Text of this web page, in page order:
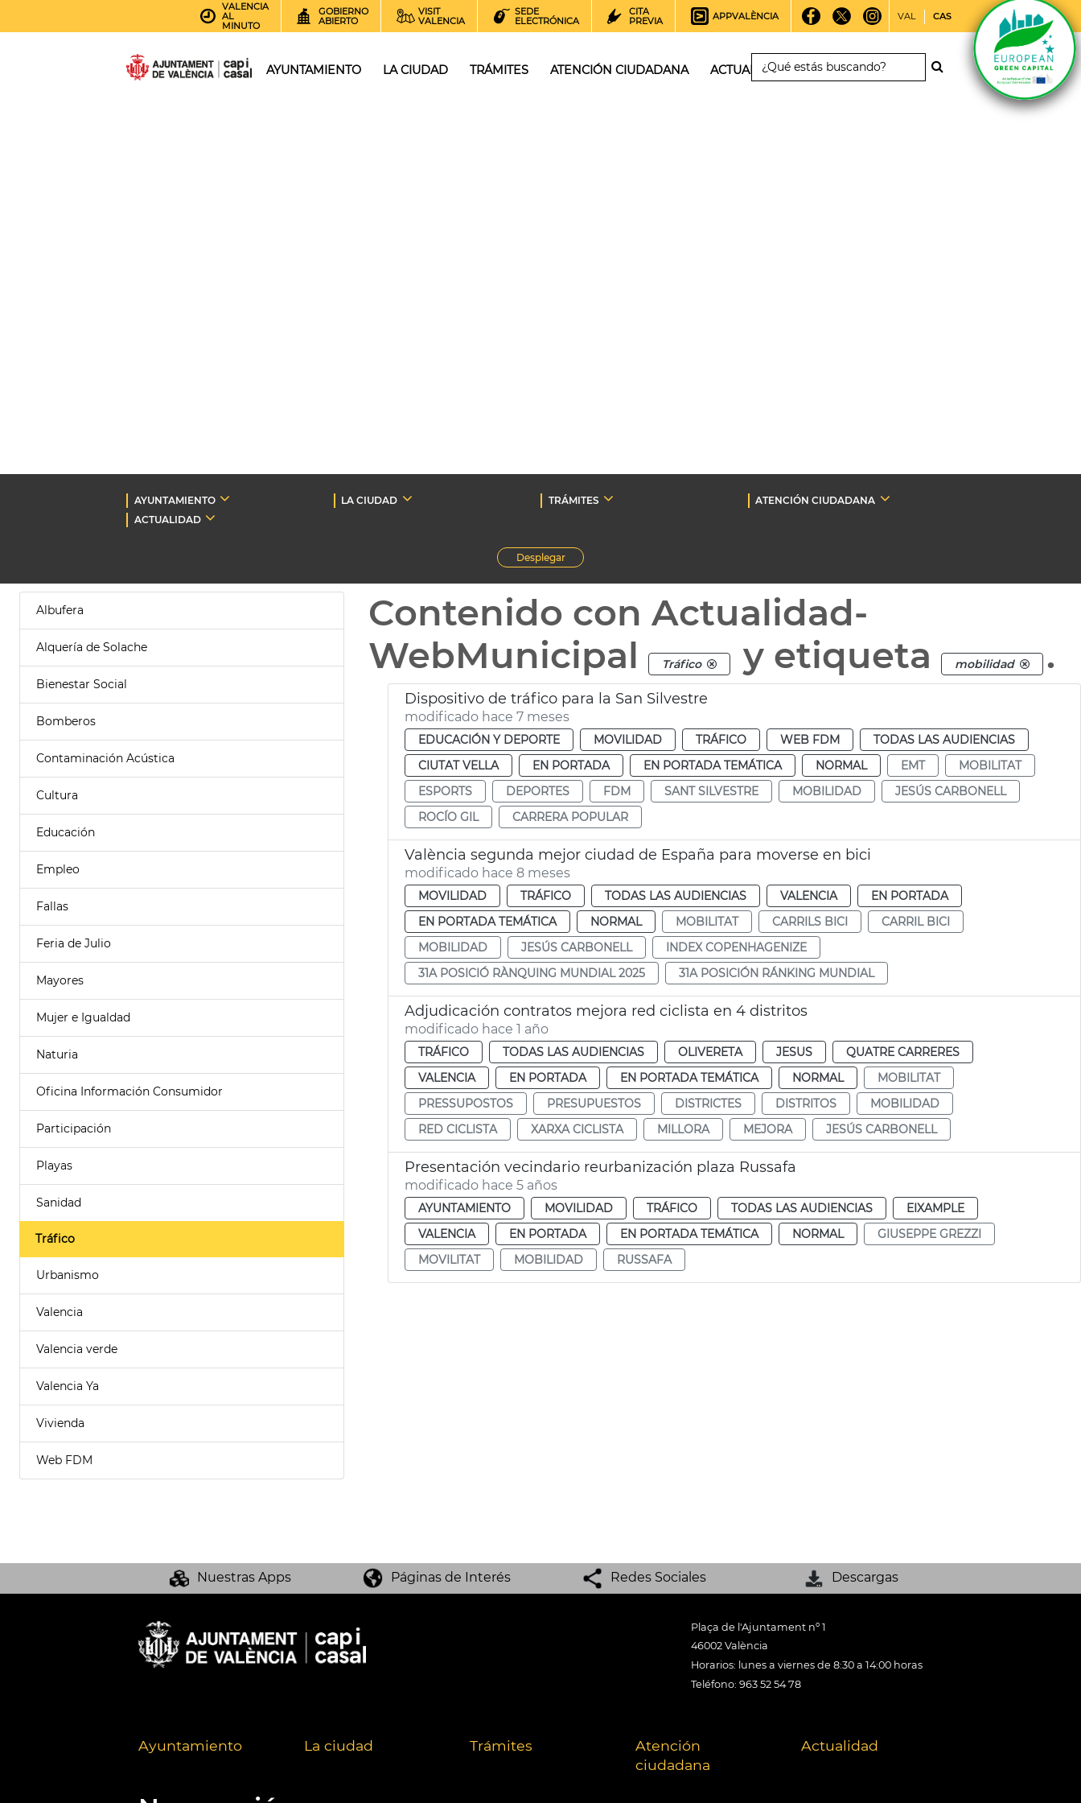
VALENCIA
AL
MINUTO
GOBIERNO
ABIERTO
VISIT
VALENCIA
SEDE
ELECTRÓNICA
CITA
PREVIA
APPVALÈNCIA VAL CAS
AYUNTAMIENTO LA CIUDAD TRÁMITES ATENCIÓN CIUDADANA ACTUALIDAD
AYUNTAMIENTO LA CIUDAD TRÁMITES
ATENCIÓN CIUDADANA
ACTUALIDAD
Desplegar
Albufera
Alquería de Solache
Bienestar Social
Bomberos
Contaminación Acústica
Cultura
Educación
Empleo
Fallas
Feria de Julio
Mayores
Mujer e Igualdad
Naturia
Oficina Información Consumidor
Participación
Playas
Sanidad
Tráfico
Urbanismo
Valencia
Valencia verde
Valencia Ya
Vivienda
Web FDM
Contenido con Actualidad-
WebMunicipal
Tráfico y etiqueta mobilidad .
Dispositivo de tráfico para la San Silvestre
modificado hace 7 meses
EDUCACIÓN Y DEPORTE MOVILIDAD TRÁFICO WEB FDM
TODAS LAS AUDIENCIAS
CIUTAT VELLA
EN PORTADA EN PORTADA TEMÁTICA NORMAL EMT
MOBILITAT
ESPORTS
DEPORTES FDM SANT SILVESTRE MOBILIDAD
JESÚS CARBONELL
ROCÍO GIL
CARRERA POPULAR
València segunda mejor ciudad de España para moverse en bici
modificado hace 8 meses
MOVILIDAD TRÁFICO TODAS LAS AUDIENCIAS VALENCIA
EN PORTADA
EN PORTADA TEMÁTICA
NORMAL MOBILITAT CARRILS BICI
CARRIL BICI
MOBILIDAD
JESÚS CARBONELL
INDEX COPENHAGENIZE
31A POSICIÓ RÀNQUING MUNDIAL 2025
31A POSICIÓN RÁNKING MUNDIAL
Adjudicación contratos mejora red ciclista en 4 distritos
modificado hace 1 año
TRÁFICO TODAS LAS AUDIENCIAS OLIVERETA JESUS
QUATRE CARRERES
VALENCIA
EN PORTADA EN PORTADA TEMÁTICA NORMAL
MOBILITAT
PRESSUPOSTOS
PRESUPUESTOS DISTRICTES DISTRITOS
MOBILIDAD
RED CICLISTA
XARXA CICLISTA MILLORA MEJORA JESÚS CARBONELL
Presentación vecindario reurbanización plaza Russafa
modificado hace 5 años
AYUNTAMIENTO MOVILIDAD TRÁFICO TODAS LAS AUDIENCIAS
EIXAMPLE
VALENCIA
EN PORTADA EN PORTADA TEMÁTICA NORMAL
GIUSEPPE GREZZI
MOVILITAT
MOBILIDAD RUSSAFA
Nuestras Apps Páginas de Interés Redes Sociales Descargas
Plaça de l'Ajuntament nº 1
46002 València
Horarios: lunes a viernes de 8:30 a 14:00 horas
Teléfono: 963 52 54 78
Ayuntamiento La ciudad Trámites
Atención
ciudadana
Actualidad